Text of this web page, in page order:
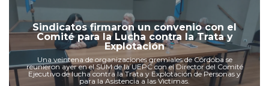
Sindicatos firmaron un convenio con el
Comité para la Lucha contra la Trata y
Explotación
Una veintena de organizaciones gremiales de Córdoba se
reunieron ayer en el SUM de la UEPC con el Director del Comité
Ejecutivo de lucha contra la Trata y Explotación de Personas y
para la Asistencia a las Victimas.